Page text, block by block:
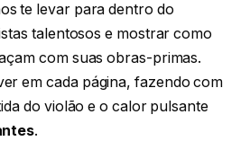
te levar para dentro do
talentosos e mostrar como
com suas obras-primas.
em cada página, fazendo com
do violão e o calor pulsante
.